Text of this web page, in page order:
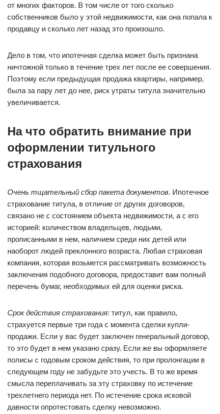
от многих факторов. В том числе от того сколько
собственников было у этой недвижимости, как она попала к
продавцу и сколько лет назад это произошло.
Дело в том, что ипотечная сделка может быть признана
ничтожной только в течение трех лет после ее совершения.
Поэтому если предыдущая продажа квартиры, например,
была за пару лет до нее, риск утраты титула значительно
увеличивается.
На что обратить внимание при
оформлении титульного
страхования
Очень тщательный сбор пакета документов. Ипотечное
страхование титула, в отличие от других договоров,
связано не с состоянием объекта недвижимости, а с его
историей: количеством владельцев, людьми,
прописанными в нем, наличием среди них детей или
наоборот людей преклонного возраста. Любая страховая
компания, которая возьмется рассматривать возможность
заключения подобного договора, предоставит вам полный
перечень бумаг, необходимых ей для оценки риска.
Срок действия страхования: титул, как правило,
страхуется первые три года с момента сделки купли-
продажи. Если у вас будет заключен генеральный договор,
то это будет в нем указано сразу. Если же вы оформляете
полисы с годовым сроком действия, то при пролонгации в
следующем году не забудьте это учесть. В то же время
смысла переплачивать за эту страховку по истечение
трехлетнего периода нет. По истечение срока исковой
давности опротестовать сделку невозможно.